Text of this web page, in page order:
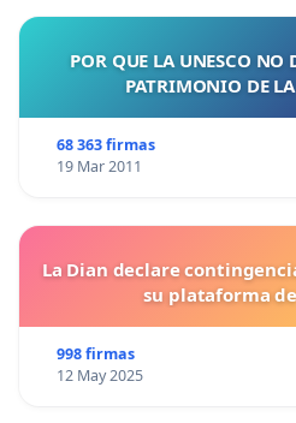
POR QUE LA UNESCO NO
PATRIMONIO DE
68 363 firmas
19 Mar 2011
La Dian declare
su plataforma
998 firmas
12 May 2025